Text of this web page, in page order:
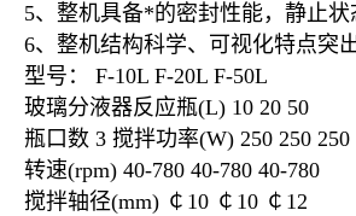
5、整机具备*的密封性能，静止
6、整机结构科学、可视化特点突
型号： F-10L F-20L F-50L
玻璃分液器反应瓶(L) 10 20 50
瓶口数 3 搅拌功率(W) 250 250 250
转速(rpm) 40-780 40-780 40-780
搅拌轴径(mm) ￠10 ￠10 ￠12